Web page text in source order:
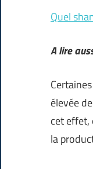
Quel
A lire
élevée de
cet effet,
la